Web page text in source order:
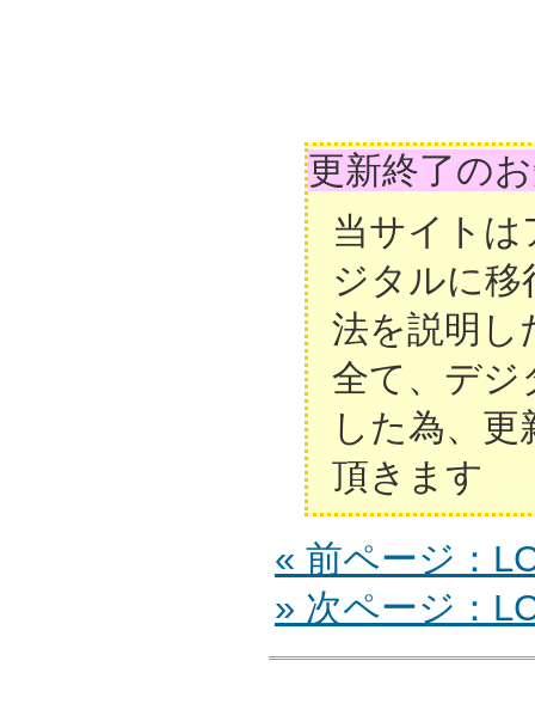
更新終了の
当サイト
ジタルに移
法を説明し
全て、デジ
した為、
頂きます
« 前ページ：
» 次ページ：